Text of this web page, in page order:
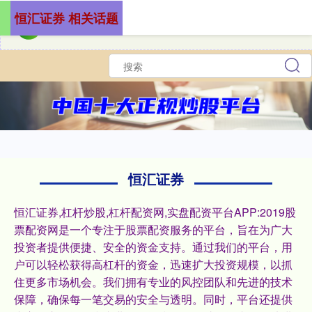
恒汇证券
恒汇证券,杠杆炒股,杠杆配资网,实盘配资平台APP:2019股
票配资网是一个专注于股票配资服务的平台，旨在为广大
投资者提供便捷、安全的资金支持。通过我们的平台，用
户可以轻松获得高杠杆的资金，迅速扩大投资规模，以抓
住更多市场机会。我们拥有专业的风控团队和先进的技术
保障，确保每一笔交易的安全与透明。同时，平台还提供
恒汇证券 相关话题